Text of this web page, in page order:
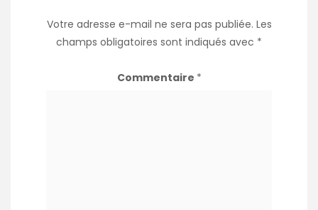
Votre adresse e-mail ne sera pas publiée. Les
champs obligatoires sont indiqués avec *
Commentaire *